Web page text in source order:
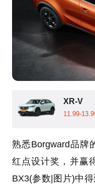
XR-V
11.99-
熟悉Borgward品牌
红点设计奖，并赢
BX3(参数|图片)中